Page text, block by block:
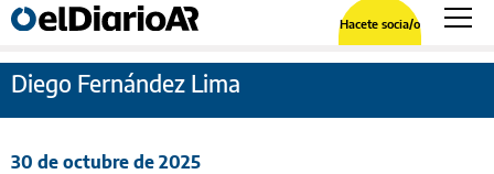
Hacete socia/o
Diego Fernández Lima
30 de octubre de 2025